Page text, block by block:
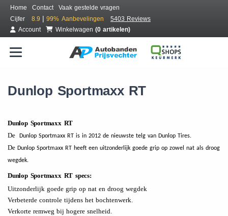
Home Contact
Vaak gestelde vragen
Cijfer
8.9 | 99% Aanbevelingen
5403 Reviews
Account
Winkelwagen (0 artikelen)
Dunlop Sportmaxx RT
Dunlop Sportmaxx RT
De
Dunlop Sportmaxx RT is in 2012 de nieuwste telg van Dunlop Tires.
De Dunlop Sportmaxx RT heeft een uitzonderlijk goede grip op zowel nat als droog
wegdek.
Dunlop Sportmaxx RT specs:
Uitzonderlijk goede grip op nat en droog wegdek
Verbeterde controle tijdens het bochtenwerk.
Verkorte remweg bij hogere snelheid.